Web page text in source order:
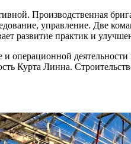
Производственная
управление. Две
развитие практик и
операционной
Курта Линна.